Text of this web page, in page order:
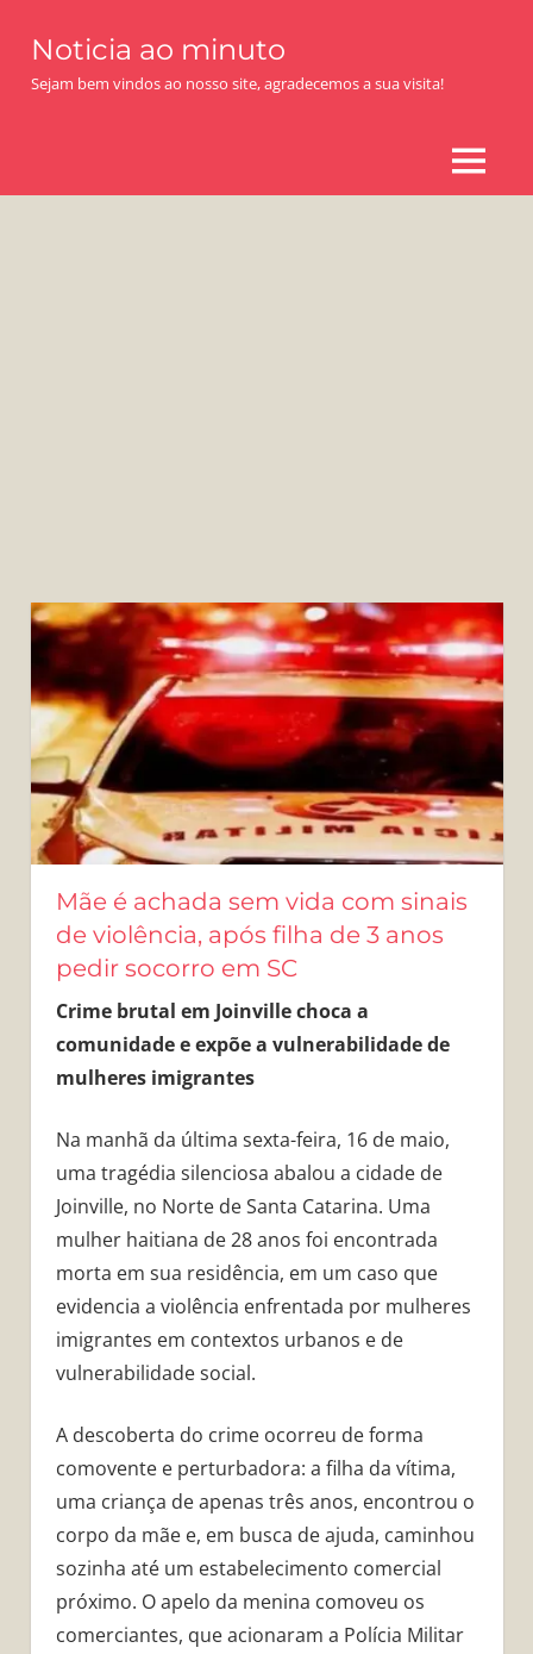
content
Noticia ao minuto
Sejam bem vindos ao nosso site, agradecemos a sua visita!
MENU
Mãe é achada sem vida com sinais
de violência, após filha de 3 anos
pedir socorro em SC
Crime brutal em Joinville choca a
comunidade e expõe a vulnerabilidade de
mulheres imigrantes
Na manhã da última sexta-feira, 16 de maio,
uma tragédia silenciosa abalou a cidade de
Joinville, no Norte de Santa Catarina. Uma
mulher haitiana de 28 anos foi encontrada
morta em sua residência, em um caso que
evidencia a violência enfrentada por mulheres
imigrantes em contextos urbanos e de
vulnerabilidade social.
A descoberta do crime ocorreu de forma
comovente e perturbadora: a filha da vítima,
uma criança de apenas três anos, encontrou o
corpo da mãe e, em busca de ajuda, caminhou
sozinha até um estabelecimento comercial
próximo. O apelo da menina comoveu os
comerciantes, que acionaram a Polícia Militar